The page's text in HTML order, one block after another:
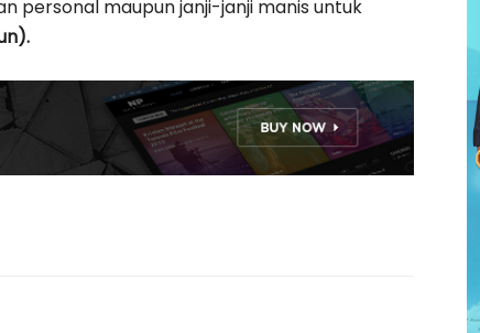
personal maupun janji-janji manis untuk